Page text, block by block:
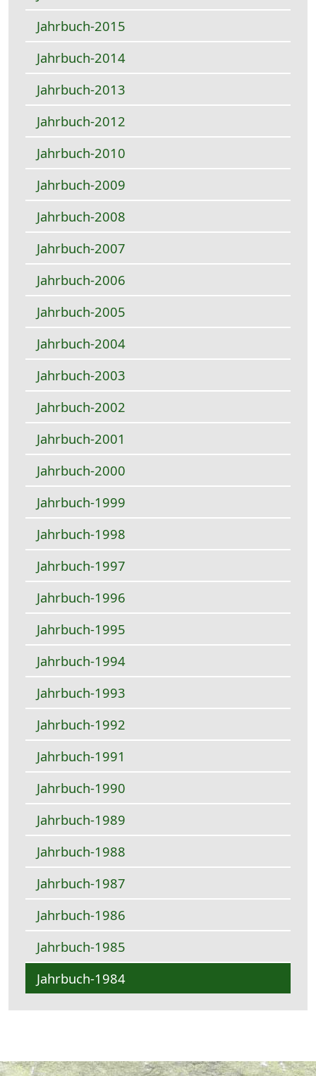
Jahrbuch-2015
Jahrbuch-2014
Jahrbuch-2013
Jahrbuch-2012
Jahrbuch-2010
Jahrbuch-2009
Jahrbuch-2008
Jahrbuch-2007
Jahrbuch-2006
Jahrbuch-2005
Jahrbuch-2004
Jahrbuch-2003
Jahrbuch-2002
Jahrbuch-2001
Jahrbuch-2000
Jahrbuch-1999
Jahrbuch-1998
Jahrbuch-1997
Jahrbuch-1996
Jahrbuch-1995
Jahrbuch-1994
Jahrbuch-1993
Jahrbuch-1992
Jahrbuch-1991
Jahrbuch-1990
Jahrbuch-1989
Jahrbuch-1988
Jahrbuch-1987
Jahrbuch-1986
Jahrbuch-1985
Jahrbuch-1984